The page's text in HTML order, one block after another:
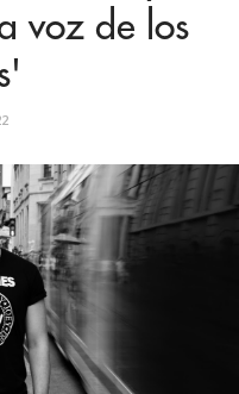
voz de los